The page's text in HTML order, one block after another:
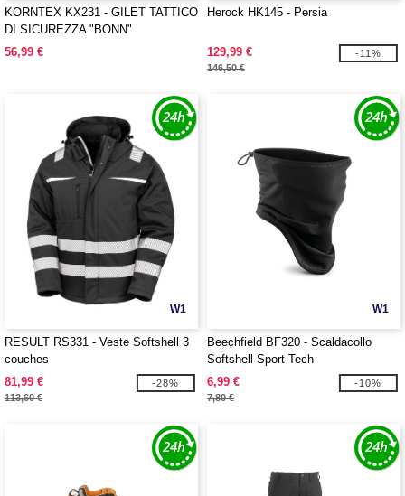
KORNTEX KX231 - GILET TATTICO
DI SICUREZZA "BONN"
56,99 €
Herock HK145 - Persia
129,99 €
146,50 €
-11%
W1
RESULT RS331 - Veste Softshell 3
couches
81,99 €
113,60 €
-28%
W1
Beechfield BF320 - Scaldacollo
Softshell Sport Tech
6,99 €
7,80 €
-10%